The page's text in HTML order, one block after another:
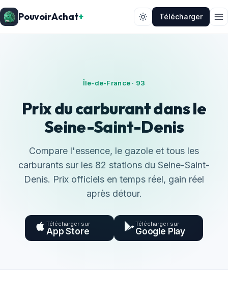
PouvoirAchat+ Télécharger
Île-de-France · 93
Prix du carburant dans le
Seine-Saint-Denis
Compare l'essence, le gazole et tous les
carburants sur les 82 stations du Seine-Saint-
Denis. Prix officiels en temps réel, gain réel
après détour.
Télécharger sur
App Store
Télécharger sur
Google Play